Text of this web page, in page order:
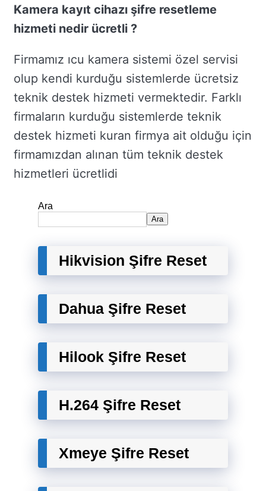
Kamera kayıt cihazı şifre resetleme
hizmeti nedir ücretli ?
Firmamız ıcu kamera sistemi özel servisi
olup kendi kurduğu sistemlerde ücretsiz
teknik destek hizmeti vermektedir. Farklı
firmaların kurduğu sistemlerde teknik
destek hizmeti kuran firmya ait olduğu için
firmamızdan alınan tüm teknik destek
hizmetleri ücretlidi
Ara
Ara
Hikvision Şifre Reset
Dahua Şifre Reset
Hilook Şifre Reset
H.264 Şifre Reset
Xmeye Şifre Reset